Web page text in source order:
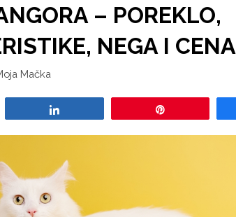
– POREKLO,
NEGA I CENA
Mačka